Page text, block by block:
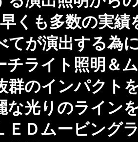
くも多数の実
が演出する為
チライト照明＆
群のインパクト
な光りのライン
ＥＤムービン